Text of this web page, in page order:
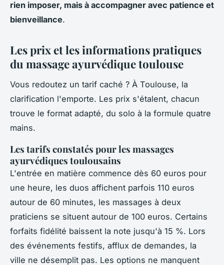
rien imposer, mais à accompagner avec patience et
bienveillance.
Les prix et les informations pratiques
du massage ayurvédique toulouse
Vous redoutez un tarif caché ? À Toulouse, la
clarification l'emporte. Les prix s'étalent, chacun
trouve le format adapté, du solo à la formule quatre
mains.
Les tarifs constatés pour les massages
ayurvédiques toulousains
L'entrée en matière commence dès 60 euros pour
une heure, les duos affichent parfois 110 euros
autour de 60 minutes, les massages à deux
praticiens se situent autour de 100 euros. Certains
forfaits fidélité baissent la note jusqu'à 15 %. Lors
des événements festifs, afflux de demandes, la
ville ne désemplit pas. Les options ne manquent